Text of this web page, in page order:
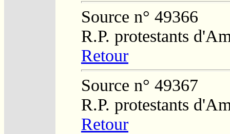
Source n° 49366
R.P. protestants
Retour
Source n° 49367
R.P. protestants
Retour